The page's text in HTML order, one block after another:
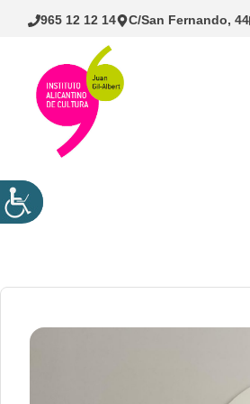
Saltar
965 12 12 14 C/San Fernando, 44